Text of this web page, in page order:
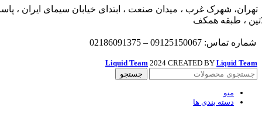
تهران، شهرک غرب ، میدان صنعت ، ابتدای خیابان سیمای ایران ،
، طبقه همکف
شماره تماس: 09125150067 – 02186091375
Liquid Team 2024 CREATED BY Liquid Team
جستجو
منو
دسته بندی ها